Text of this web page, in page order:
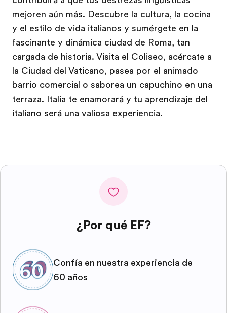
mejoren aún más. Descubre la cultura, la cocina
y el estilo de vida italianos y sumérgete en la
fascinante y dinámica ciudad de Roma, tan
cargada de historia. Visita el Coliseo, acércate a
la Ciudad del Vaticano, pasea por el animado
barrio comercial o saborea un capuchino en una
terraza. Italia te enamorará y tu aprendizaje del
italiano será una valiosa experiencia.
¿Por qué EF?
Confía en nuestra experiencia de
60 años